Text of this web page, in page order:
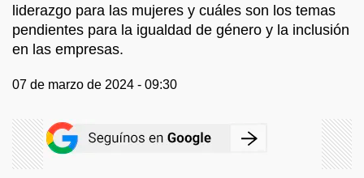
liderazgo para las mujeres y cuáles son los temas
pendientes para la igualdad de género y la inclusión
en las empresas.
07 de marzo de 2024 - 09:30